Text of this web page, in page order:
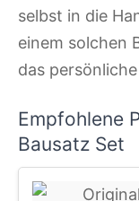
selbst in die
einem solchen
das
Empfohlene
Bausatz Set